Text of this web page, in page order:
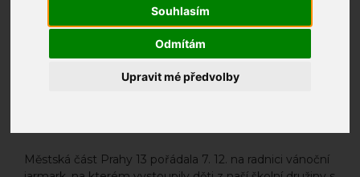
Souhlasím
Odmítám
Upravit mé předvolby
Městská část Prahy 13 pořádala 7. 12. na radnici vánoční